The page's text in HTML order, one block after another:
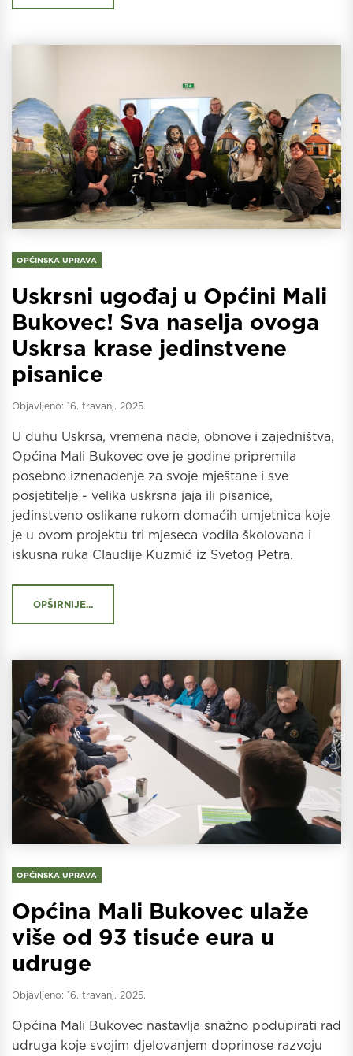
OPĆINSKA UPRAVA
Uskrsni ugođaj u Općini Mali
Bukovec! Sva naselja ovoga
Uskrsa krase jedinstvene
pisanice
Objavljeno: 16. travanj. 2025.
U duhu Uskrsa, vremena nade, obnove i zajedništva,
Općina Mali Bukovec ove je godine pripremila
posebno iznenađenje za svoje mještane i sve
posjetitelje - velika uskrsna jaja ili pisanice,
jedinstveno oslikane rukom domaćih umjetnica koje
je u ovom projektu tri mjeseca vodila školovana i
iskusna ruka Claudije Kuzmić iz Svetog Petra.
OPŠIRNIJE...
OPĆINSKA UPRAVA
Općina Mali Bukovec ulaže
više od 93 tisuće eura u
udruge
Objavljeno: 16. travanj. 2025.
Općina Mali Bukovec nastavlja snažno podupirati rad
udruga koje svojim djelovanjem doprinose razvoju